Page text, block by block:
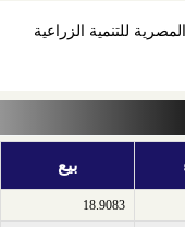
للتنمية الزراعية
بيع
18.9083